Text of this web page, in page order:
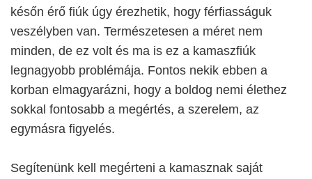
későn érő fiúk úgy érezhetik, hogy férfiasságuk
veszélyben van. Természetesen a méret nem
minden, de ez volt és ma is ez a kamaszfiúk
legnagyobb problémája. Fontos nekik ebben a
korban elmagyarázni, hogy a boldog nemi élethez
sokkal fontosabb a megértés, a szerelem, az
egymásra figyelés.
Segítenünk kell megérteni a kamasznak saját